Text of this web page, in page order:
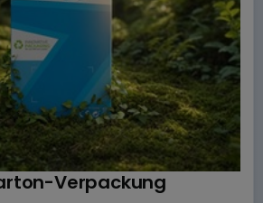
Verpackung